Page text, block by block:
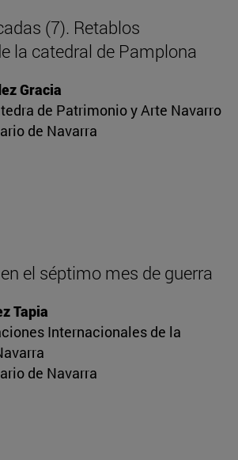
(7). Retablos
la catedral de Pamplona
Gracia
de Patrimonio y Arte Navarro
de Navarra
el séptimo mes de guerra
Tapia
Internacionales de la
de Navarra